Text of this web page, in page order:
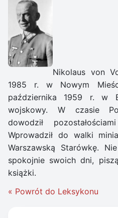
Nikolaus von
1985 r. w Nowym
października 1959 r. w
wojskowy. W czasie
dowodził
Wprowadził do walki
Warszawską Starówkę.
spokojnie swoich dni,
książki.
« Powrót do Leksykonu